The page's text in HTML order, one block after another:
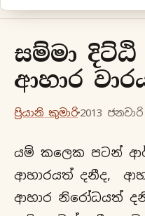
සම්මා දිට්ඨි
ආහාර
ප්‍රියානි කුමාරි 2013
යම් කලෙක පටන්
ආහාරයත් දනීද,
ආහාර නිරෝධයත්